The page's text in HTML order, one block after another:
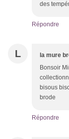
des
Répondre
L la mure
Bonsoir
bisous
brode
Répondre